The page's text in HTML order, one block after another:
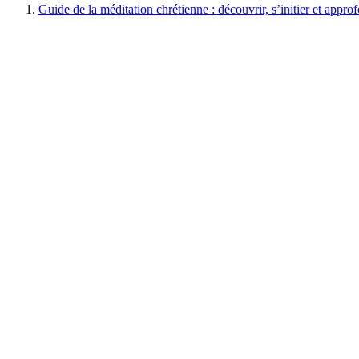
Guide de la méditation chrétienne : découvrir, s’initier et